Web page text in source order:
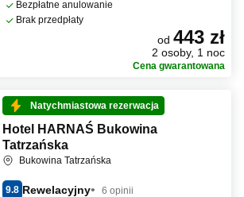
Bezpłatne anulowanie
Brak przedpłaty
od 443 zł
2 osoby, 1 noc
Cena gwarantowana
Natychmiastowa rezerwacja
Hotel HARNAŚ Bukowina
Tatrzańska
Bukowina Tatrzańska
9.8 Rewelacyjny 6 opinii